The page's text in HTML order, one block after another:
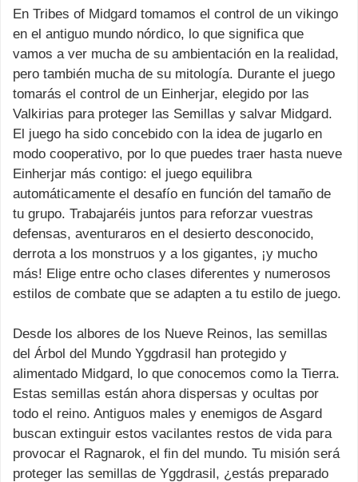
En Tribes of Midgard tomamos el control de un vikingo
en el antiguo mundo nórdico, lo que significa que
vamos a ver mucha de su ambientación en la realidad,
pero también mucha de su mitología. Durante el juego
tomarás el control de un Einherjar, elegido por las
Valkirias para proteger las Semillas y salvar Midgard.
El juego ha sido concebido con la idea de jugarlo en
modo cooperativo, por lo que puedes traer hasta nueve
Einherjar más contigo: el juego equilibra
automáticamente el desafío en función del tamaño de
tu grupo. Trabajaréis juntos para reforzar vuestras
defensas, aventuraros en el desierto desconocido,
derrota a los monstruos y a los gigantes, ¡y mucho
más! Elige entre ocho clases diferentes y numerosos
estilos de combate que se adapten a tu estilo de juego.
Desde los albores de los Nueve Reinos, las semillas
del Árbol del Mundo Yggdrasil han protegido y
alimentado Midgard, lo que conocemos como la Tierra.
Estas semillas están ahora dispersas y ocultas por
todo el reino. Antiguos males y enemigos de Asgard
buscan extinguir estos vacilantes restos de vida para
provocar el Ragnarok, el fin del mundo. Tu misión será
proteger las semillas de Yggdrasil, ¿estás preparado